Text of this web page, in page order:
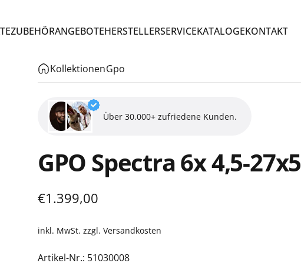
ZUBEHÖRANGEBOTEHERSTELLERSERVICEKATALOGEKONTAKT
KollektionenGpo
Über 30.000+ zufriedene Kunden.
GPO Spectra6x4,5-
€1.399,00
inkl. MwSt. zzgl. Versandkosten
Artikel-Nr.: 51030008